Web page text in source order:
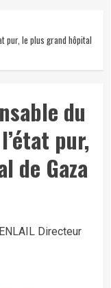
pur, le plus grand hôpital
du
pur,
de Gaza
Directeur